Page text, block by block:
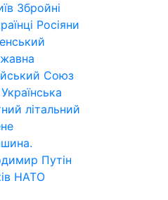
Збройні
Росіяни
Союз
Українська
літальний
Путін
НАТО